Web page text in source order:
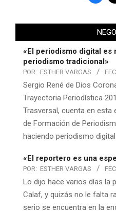
«El periodismo digital es
periodismo tradicional»
POR: ESTHER VARGAS
Sergio René de Dios
Trayectoria Periodística
Trasversal, cuenta en esta
de Formación de
haciendo periodismo digital.
«El reportero es una
POR: ESTHER VARGAS
Lo dijo hace varios días la
Calaf, y quizás no le falta
serio se encuentra en la